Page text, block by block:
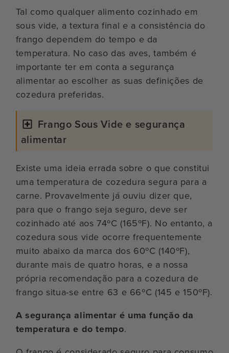
Tal como qualquer alimento cozinhado em
sous vide, a textura final e a consistência do
frango dependem do tempo e da
temperatura. No caso das aves, também é
importante ter em conta a segurança
alimentar ao escolher as suas definições de
cozedura preferidas.
Frango Sous Vide e segurança
alimentar
Existe uma ideia errada sobre o que constitui
uma temperatura de cozedura segura para a
carne. Provavelmente já ouviu dizer que,
para que o frango seja seguro, deve ser
cozinhado até aos 74ºC (165ºF). No entanto, a
cozedura sous vide ocorre frequentemente
muito abaixo da marca dos 60ºC (140ºF),
durante mais de quatro horas, e a nossa
própria recomendação para a cozedura de
frango situa-se entre 63 e 66ºC (145 e 150ºF).
A segurança alimentar é uma função da
temperatura e do tempo.